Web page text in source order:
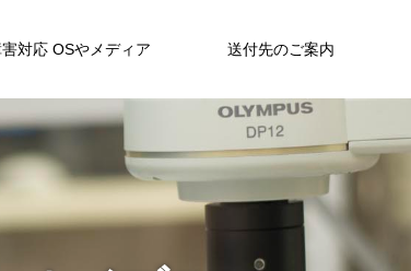
害対応 OSやメディア 送付先のご案内